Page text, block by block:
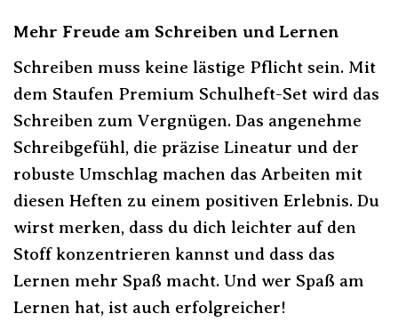
Mehr Freude am Schreiben und Lernen
Schreiben muss keine lästige Pflicht sein. Mit
dem Staufen Premium Schulheft-Set wird das
Schreiben zum Vergnügen. Das angenehme
Schreibgefühl, die präzise Lineatur und der
robuste Umschlag machen das Arbeiten mit
diesen Heften zu einem positiven Erlebnis. Du
wirst merken, dass du dich leichter auf den
Stoff konzentrieren kannst und dass das
Lernen mehr Spaß macht. Und wer Spaß am
Lernen hat, ist auch erfolgreicher!